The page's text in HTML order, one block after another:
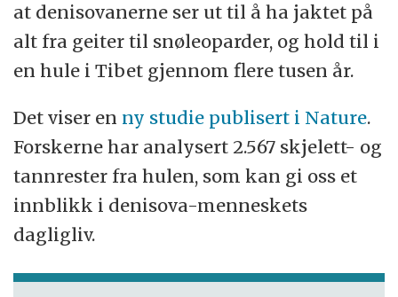
at denisovanerne ser ut til å ha jaktet på
alt fra geiter til snøleoparder, og hold til i
en hule i Tibet gjennom flere tusen år.
Det viser en ny studie publisert i Nature.
Forskerne har analysert 2.567 skjelett- og
tannrester fra hulen, som kan gi oss et
innblikk i denisova-menneskets
dagligliv.